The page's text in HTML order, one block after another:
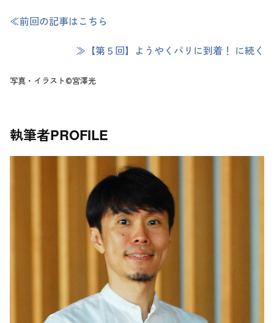
≪前回の記事はこちら
≫【第５回】ようやくパリに到着！ に続く
写真・イラスト©宮澤光
執筆者PROFILE